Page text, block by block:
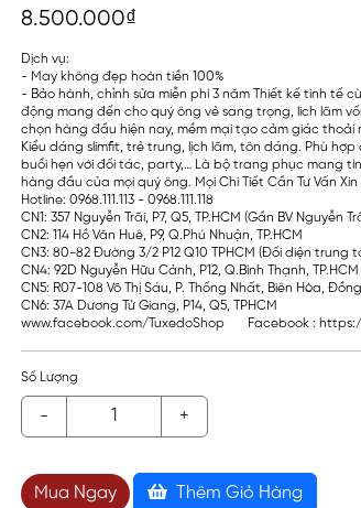
8.500.000₫
Dịch vụ:
- May không đẹp hoàn tiền 100%
- Bảo hành, chỉnh sửa miễn phí 3 năm Thiết kế tinh tế
động mang đến cho quý ông vẻ sang trọng, lich lãm
chọn hàng đầu hiện nay, mềm mại tạo cảm giác
Kiểu dáng slimfit, trẻ trung, lịch lãm, tôn dáng. Phù
buổi hẹn với đối tác, party,… Là bộ trang phục mang
hàng đầu của mọi quý ông. Mọi Chi Tiết Cần Tư Vấn Xin
Hotline: 0968.111.113 - 0968.111.118
CN1: 357 Nguyễn Trãi, P7, Q5, TP.HCM (Gần BV Nguyễn
CN2: 114 Hồ Văn Huê, P9, Q.Phú Nhuận, TP.HCM
CN3: 80-82 Đường 3/2 P12 Q10 TPHCM (Đối diện trung
CN4: 92D Nguyễn Hữu Cảnh, P12, Q.Bình Thạnh,
CN5: R07-108 Võ Thị Sáu, P. Thống Nhất, Biên Hòa,
CN6: 37A Dương Tử Giang, P14, Q5, TPHCM
www.facebook.com/TuxedoShop Facebook :
Số Lượng
- +
Mua Ngay Thêm Giỏ Hàng